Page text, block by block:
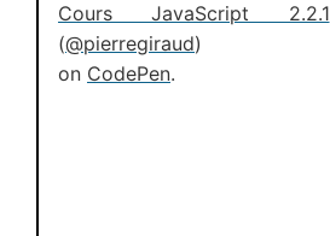
Cours JavaScript 2.2.1
(@pierregiraud)
on CodePen.